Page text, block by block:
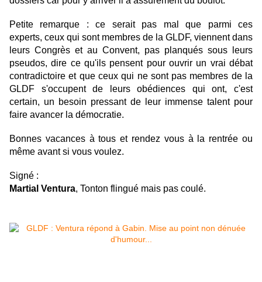
Petite remarque : ce serait pas mal que parmi ces
experts, ceux qui sont membres de la GLDF, viennent dans
leurs Congrès et au Convent, pas planqués sous leurs
pseudos, dire ce qu'ils pensent pour ouvrir un vrai débat
contradictoireet que ceux qui ne sont pas membres de la
GLDF s'occupent de leurs obédiences qui ont, c'est
certain, un besoin pressant de leur immense talent pour
faire avancer la démocratie.
Bonnes vacances à tous et rendez vous à la rentrée ou
même avant si vous voulez.
Signé :
Martial Ventura, Tonton flingué mais pas coulé.